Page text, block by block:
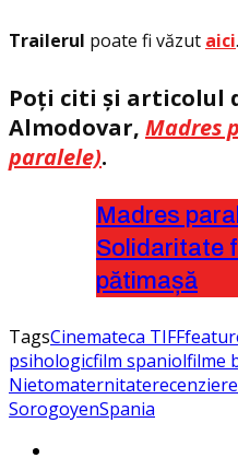
Trailerul poate fi văzut aici.
Poţi citi și articolul
Almodovar, Madres
paralele).
Madres
Solidaritate
pătimașă
TagsCinemateca TIFF
psihologicfilm spaniolfilme
Nietomaternitaterecenzie
SorogoyenSpania